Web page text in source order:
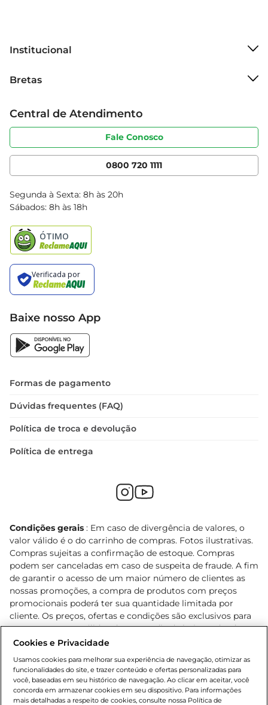
Institucional
Grupo Cencosud
Sobre privacidade
Portal do fornecedor
Cencosud Media
Bretas
Produtos Bretas
Código de ética
Serviços
Clube Bretas
Blog Bretas
Black Friday
Central de Atendimento
Fale Conosco
0800 720 1111
Segunda à Sexta: 8h às 20h
Sábados: 8h às 18h
Baixe nosso App
Formas de pagamento
Dúvidas frequentes (FAQ)
Política de troca e devolução
Política de entrega
Condições gerais : Em caso de divergência de valores, o
valor válido é o do carrinho de compras. Fotos ilustrativas.
Compras sujeitas a confirmação de estoque. Compras
podem ser canceladas em caso de suspeita de fraude. A fim
de garantir o acesso de um maior número de clientes as
nossas promoções, a compra de produtos com preços
promocionais poderá ter sua quantidade limitada por
cliente. Os preços, ofertas e condições são exclusivos para
o e-commerce e válidos durante o dia de hoje, podendo
sofrer alterações sem prévia notificação. Proibida a venda
Lei n.º 8069/90, art. 81, inciso II (Estatuto da Criança e do
Adolescente). Preços e condições exclusivos para o
www.bretas.com.br, podendo sofrer alterações sem aviso
Cookies e Privacidade
Usamos cookies para melhorar sua experiência de navegação, otimizar as
funcionalidades do site, e trazer conteúdo e ofertas personalizadas para
você, baseadas em seu histórico de navegação. Ao clicar em aceitar, você
concorda em armazenar cookies em seu dispositivo. Para informações
mais detalhadas a respeito de cookies, consulte nossa Política de